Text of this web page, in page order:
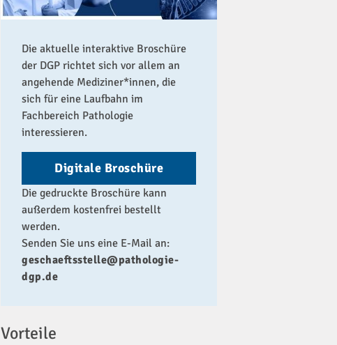
Die aktuelle interaktive Broschüre
der DGP richtet sich vor allem an
angehende Mediziner*innen, die
sich für eine Laufbahn im
Fachbereich Pathologie
interessieren.
Digitale Broschüre
Die gedruckte Broschüre kann
außerdem kostenfrei bestellt
werden.
Senden Sie uns eine E-Mail an:
geschaeftsstelle@pathologie-
dgp.de
Vorteile